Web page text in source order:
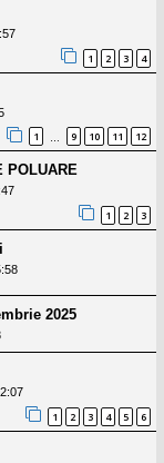
1 2 3 4
1 9 10 11 12
POLUARE
1 2 3
2025
1 2 3 4 5 6